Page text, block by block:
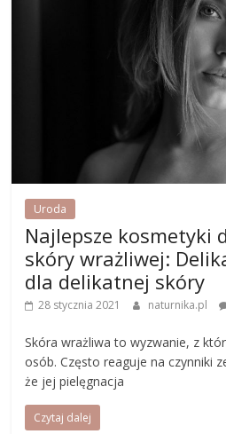
Uroda
Najlepsze kosmetyki
skóry wrażliwej:
dla delikatnej skóry
28 stycznia 2021 naturnika.pl
Skóra wrażliwa to wyzwanie, z
osób. Często reaguje na czynniki
że jej pielęgnacja
Czytaj dalej